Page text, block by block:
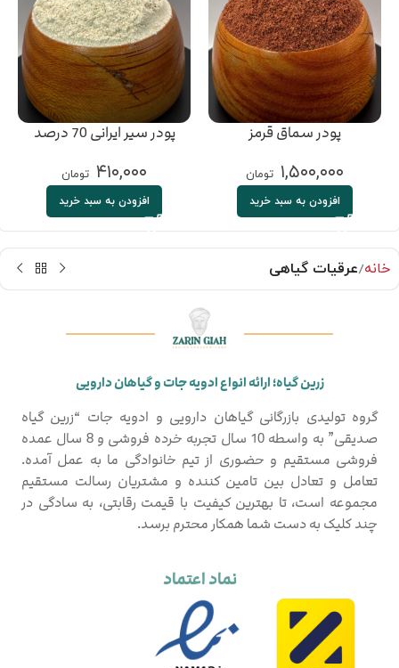
پودر سماق قرمز
۱,۵۰۰,۰۰۰ تومان
افزودن به سبد خرید
پودر سیر ایرانی 70 درصد
۴۱۰,۰۰۰ تومان
افزودن به سبد خرید
خانه عرقیات گیاهی
زرین گیاه؛ ارائه انواع ادویه جات و گیاهان دارویی
گروه تولیدی بازرگانی گیاهان دارویی و ادویه جات “زرین گیاه
صدیقی” به واسطه 10 سال تجربه خرده فروشی و 8 سال عمده
فروشی مستقیم و حضوری از تیم خانوادگی ما به عمل آمده.
تعامل و تعادل بین تامین کننده و مشتریان رسالت مستقیم
مجموعه است، تا بهترین کیفیت با قیمت رقابتی، به سادگی در
چند کلیک به دست شما همکار محترم برسد.
نماد اعتماد